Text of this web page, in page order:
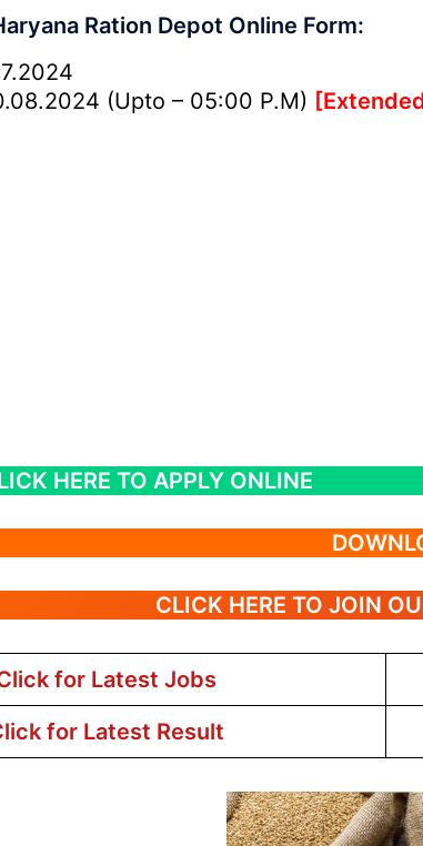
Ration Depot Online Form:
(Upto – 05:00 P.M)
HERE TO APPLY ONLINE
CLICK HERE TO JOIN
for Latest Jobs
for Latest Result